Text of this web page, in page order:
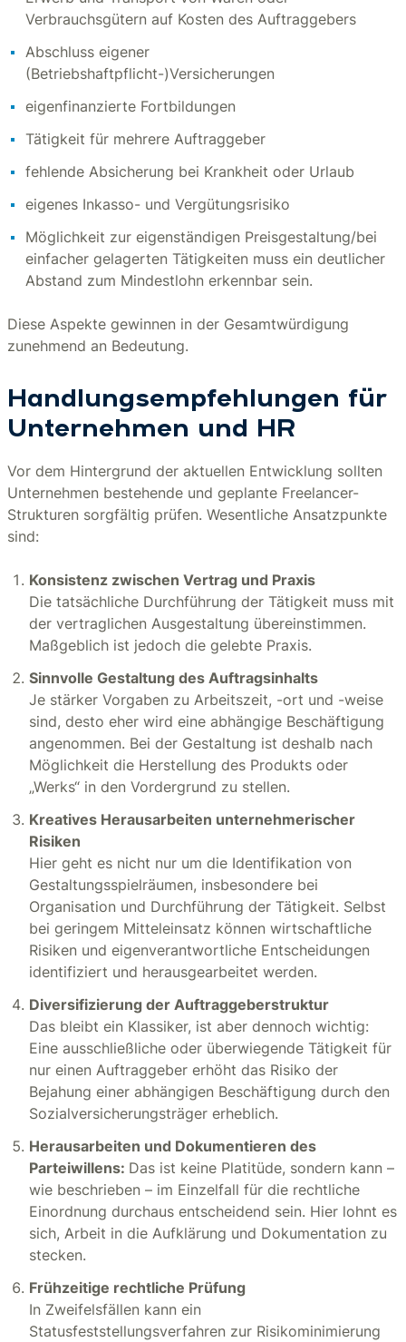
Verbrauchsgütern auf Kosten des Auftraggebers
Abschluss eigener
(Betriebshaftpflicht-)Versicherungen
eigenfinanzierte Fortbildungen
Tätigkeit für mehrere Auftraggeber
fehlende Absicherung bei Krankheit oder Urlaub
eigenes Inkasso- und Vergütungsrisiko
Möglichkeit zur eigenständigen Preisgestaltung/bei
einfacher gelagerten Tätigkeiten muss ein deutlicher
Abstand zum Mindestlohn erkennbar sein.
Diese Aspekte gewinnen in der Gesamtwürdigung
zunehmend an Bedeutung.
Handlungsempfehlungen für
Unternehmen und HR
Vor dem Hintergrund der aktuellen Entwicklung sollten
Unternehmen bestehende und geplante Freelancer-
Strukturen sorgfältig prüfen. Wesentliche Ansatzpunkte
sind:
Konsistenz zwischen Vertrag und Praxis
Die tatsächliche Durchführung der Tätigkeit muss mit
der vertraglichen Ausgestaltung übereinstimmen.
Maßgeblich ist jedoch die gelebte Praxis.
Sinnvolle Gestaltung des Auftragsinhalts
Je stärker Vorgaben zu Arbeitszeit, -ort und -weise
sind, desto eher wird eine abhängige Beschäftigung
angenommen. Bei der Gestaltung ist deshalb nach
Möglichkeit die Herstellung des Produkts oder
„Werks“ in den Vordergrund zu stellen.
Kreatives Herausarbeiten unternehmerischer
Risiken
Hier geht es nicht nur um die Identifikation von
Gestaltungsspielräumen, insbesondere bei
Organisation und Durchführung der Tätigkeit. Selbst
bei geringem Mitteleinsatz können wirtschaftliche
Risiken und eigenverantwortliche Entscheidungen
identifiziert und herausgearbeitet werden.
Diversifizierung der Auftraggeberstruktur
Das bleibt ein Klassiker, ist aber dennoch wichtig:
Eine ausschließliche oder überwiegende Tätigkeit für
nur einen Auftraggeber erhöht das Risiko der
Bejahung einer abhängigen Beschäftigung durch den
Sozialversicherungsträger erheblich.
Herausarbeiten und Dokumentieren des
Parteiwillens: Das ist keine Platitüde, sondern kann –
wie beschrieben – im Einzelfall für die rechtliche
Einordnung durchaus entscheidend sein. Hier lohnt es
sich, Arbeit in die Aufklärung und Dokumentation zu
stecken.
Frühzeitige rechtliche Prüfung
In Zweifelsfällen kann ein
Statusfeststellungsverfahren zur Risikominimierung